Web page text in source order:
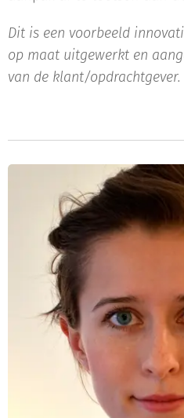
Dit is een voorbeeld
op maat uitgewerkt en
van de klant/opdrachtgever.